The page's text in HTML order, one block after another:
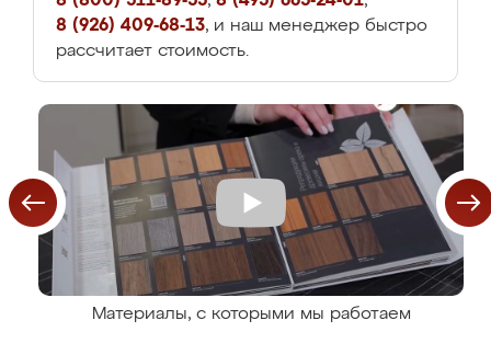
8 (926) 409-68-13, и наш менеджер быстро
рассчитает стоимость.
Материалы, с которыми мы работаем